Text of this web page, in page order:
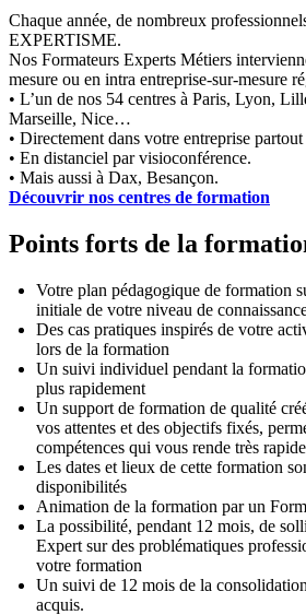
Chaque année, de nombreux
EXPERTISME.
Nos Formateurs Experts Métiers
mesure ou en intra entreprise-sur-mesure
• L’un de nos 54 centres à Paris, Lyon,
Marseille, Nice…
• Directement dans votre entreprise
• En distanciel par visioconférence.
• Mais aussi à Dax, Besançon.
Découvrir nos centres de formation
Points forts de la
Votre plan pédagogique de formation
initiale de votre niveau de
Des cas pratiques inspirés de votre
lors de la formation
Un suivi individuel pendant la
plus rapidement
Un support de formation de qualité
vos attentes et des objectifs fixés,
compétences qui vous rende très
Les dates et lieux de cette formation
disponibilités
Animation de la formation par un
La possibilité, pendant 12 mois, de
Expert sur des problématiques
votre formation
Un suivi de 12 mois de la
acquis.